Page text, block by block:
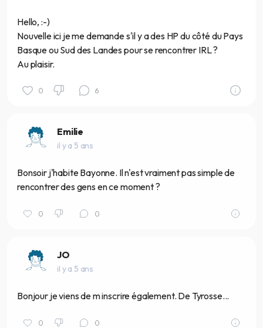
Hello, :-)
Nouvelle ici je me demande s'il y a des HP du côté du Pays
Basque ou Sud des Landes pour se rencontrer IRL ?
Au plaisir.
0 6
Emilie
il y a 5 ans
Bonsoir j'habite Bayonne. Il n'est vraiment pas simple de
rencontrer des gens en ce moment ?
0 0
JO
il y a 5 ans
Bonjour je viens de m inscrire également. De Tyrosse...
0 0